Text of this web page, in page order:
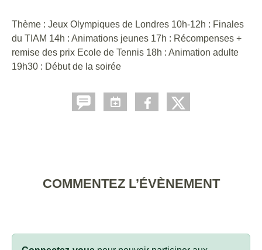
Thème : Jeux Olympiques de Londres 10h-12h : Finales
du TIAM 14h : Animations jeunes 17h : Récompenses +
remise des prix Ecole de Tennis 18h : Animation adulte
19h30 : Début de la soirée
COMMENTEZ L’ÉVÈNEMENT